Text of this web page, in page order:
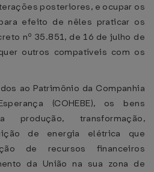
posteriores, e ocupar os
efeito de nêles praticar os
nº 35.851, de 16 de julho de
outros compatíveis com os
ao Patrimônio da Companhia
(COHEBE), os bens
produção, transformação,
de energia elétrica que
de recursos financeiros
da União na sua zona de